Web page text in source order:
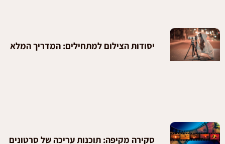
יסודות הצילום למתחילים: המדריך המלא
סקירה מקיפה: תוכנות עריכה של סרטונים